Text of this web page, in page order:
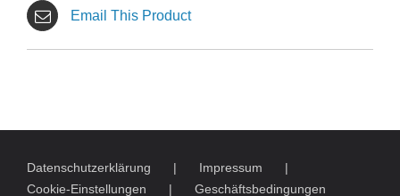
Email This Product
Datenschutzerklärung
Impressum
Cookie-Einstellungen
Geschäftsbedingungen